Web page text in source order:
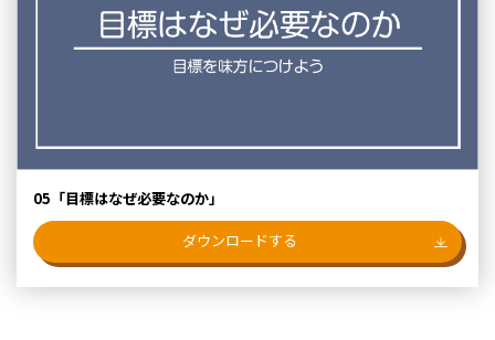
05「目標はなぜ必要なのか」
ダウンロードする